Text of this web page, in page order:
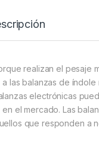
realizan el pesaje
las balanzas de
electrónicas
el mercado. Las
que responden a